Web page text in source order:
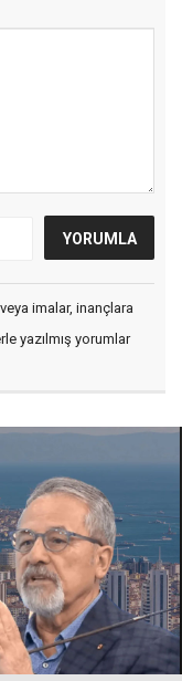
imalar, inançlara
yazılmış yorumlar